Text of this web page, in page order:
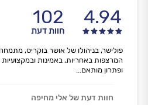
4.94
102
חוות דעת
פולישר, בניהולו של אושר בוקריס,
המרצפות באחריות, באמינות
ופתרון מותאם...
חוות דעת של אלי מחיפה